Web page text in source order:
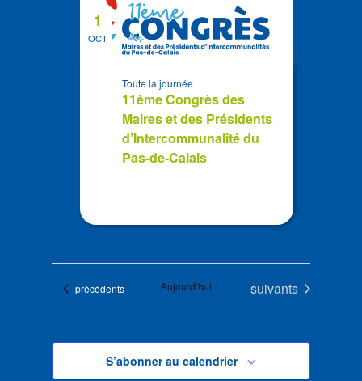
OCT
1
11ème Congrès des
Maires et des Présidents
d’Intercommunalité du
Pas-de-Calais
Toute la journée
Évènements
précédents Aujourd’hui Évènements
suivants
S’abonner au calendrier